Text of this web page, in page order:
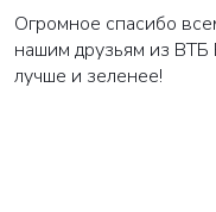
Огромное спасибо
нашим друзьям из
лучше и зеленее!